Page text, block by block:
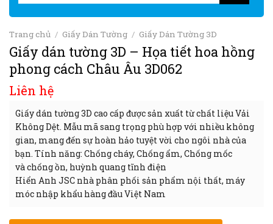
Trang chủ / Giấy Dán Tường / Giấy Dán Tường 3D
Giấy dán tường 3D – Họa tiết hoa hồng
phong cách Châu Âu 3D062
Liên hệ
Giấy dán tường 3D cao cấp được sản xuất từ chất liệu Vải
Không Dệt. Mẫu mã sang trọng phù hợp với nhiều không
gian, mang đến sự hoàn hảo tuyệt vời cho ngôi nhà của
bạn. Tính năng: Chống cháy, Chống ẩm, Chống mốc
và chống ồn, huỳnh quang tĩnh điện
Hiển Anh JSC nhà phân phối sản phẩm nội thất, máy
móc nhập khẩu hàng đầu Việt Nam